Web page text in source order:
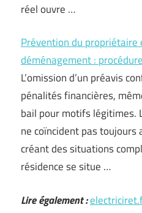
réel ouvre …
Prévention du propriétaire
déménagement :
L’omission d’un préavis
pénalités financières,
bail pour motifs légitimes.
ne coïncident pas toujours
créant des situations
résidence se situe …
Lire également :